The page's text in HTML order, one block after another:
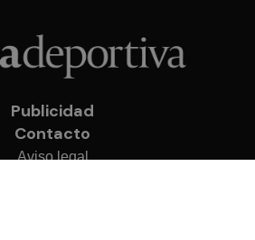
Publicidad
Contacto
Aviso legal